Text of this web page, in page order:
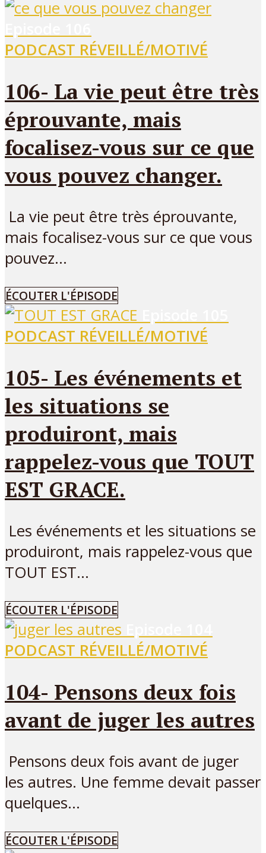
PODCAST RÉVEILLÉ/MOTIVÉ
106- La vie peut être très
éprouvante, mais
focalisez-vous sur ce que
vous pouvez changer.
La vie peut être très éprouvante,
mais focalisez-vous sur ce que vous
pouvez...
ÉCOUTER L'ÉPISODE
PODCAST RÉVEILLÉ/MOTIVÉ
105- Les événements et
les situations se
produiront, mais
rappelez-vous que TOUT
EST GRACE.
Les événements et les situations se
produiront, mais rappelez-vous que
TOUT EST...
ÉCOUTER L'ÉPISODE
PODCAST RÉVEILLÉ/MOTIVÉ
104- Pensons deux fois
avant de juger les autres
Pensons deux fois avant de juger
les autres. Une femme devait passer
quelques...
ÉCOUTER L'ÉPISODE